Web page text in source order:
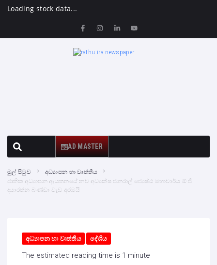
Loading stock data...
AD MASTER
මුල් පිටුව
අධ්‍යාපන හා වෘත්තීය
ජාතික අධ්‍යාපන ආයතනයේ නව අධ්‍යක්ෂ ජනරාල් ජ්‍යෙෂ්ඨ මහාචාර්ය ඕ.ජී.
දයාරත්න බණ්ඩා වැඩ අරඹයි
අධ්‍යාපන හා වෘත්තීය දේශීය
The estimated reading time is 1 minute